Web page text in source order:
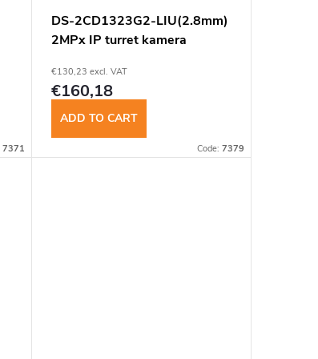
7371
DS-2CD1323G2-LIU(2.8mm)
2MPx IP turret kamera
€130,23 excl. VAT
€160,18
ADD TO CART
Code: 7379